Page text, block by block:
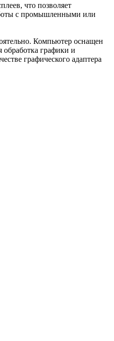
что позволяет
с промышленными или
Компьютер оснащен
обработка графики и
графического адаптера